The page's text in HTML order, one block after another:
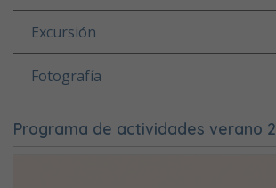
Excursión
Fotografía
Programa de actividades verano